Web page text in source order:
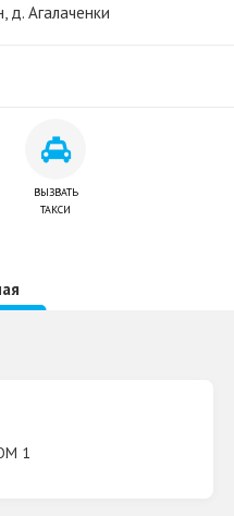
д. Агалаченки
ВЫЗВАТЬ
ТАКСИ
1